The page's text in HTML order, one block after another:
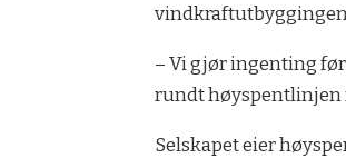
– Vi gjør ingenting
rundt høyspentlinjen
Selskapet eier